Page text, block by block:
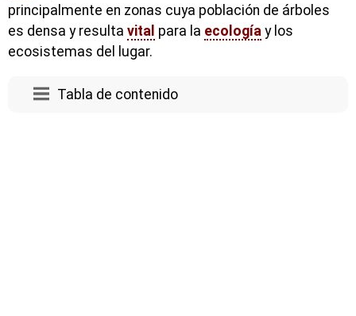
principalmente en zonas cuya población de árboles
es densa y resulta vital para la ecología y los
ecosistemas del lugar.
Tabla de contenido